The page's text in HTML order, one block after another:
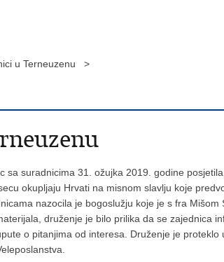
u Terneuzenu >
suradnicima 31. ožujka 2019. godine
okupljaju Hrvati na misnom slavlju koje
nazocila je bogoslužju koje je s fra
druženje je bilo prilika da se zajednica
o pitanjima od interesa. Druženje je